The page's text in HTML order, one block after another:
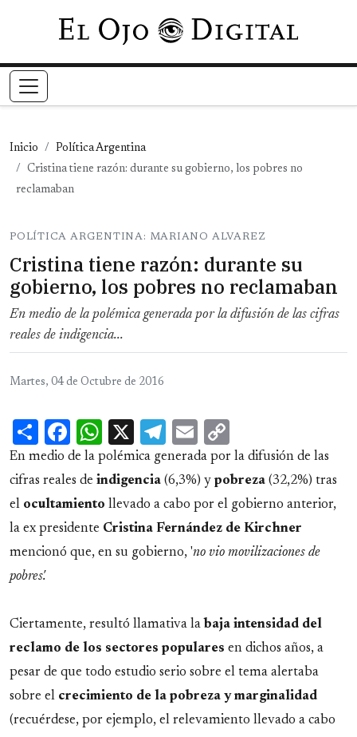
Pasar al contenido principal
Inicio
Política Argentina
Cristina tiene razón: durante su gobierno, los pobres no
reclamaban
POLÍTICA ARGENTINA: MARIANO ALVAREZ
Cristina tiene razón: durante su
gobierno, los pobres no reclamaban
En medio de la polémica generada por la difusión de las cifras
reales de indigencia...
Martes, 04 de Octubre de 2016
ShareFacebook
WhatsApp
X Telegram
Email
Link
En medio de la polémica generada por la difusión de las
cifras reales de indigencia (6,3%) y pobreza (32,2%) tras
el ocultamiento llevado a cabo por el gobierno anterior,
la ex presidente Cristina Fernández de Kirchner
mencionó que, en su gobierno, 'no vio movilizaciones de
pobres'.
Ciertamente, resultó llamativa la baja intensidad del
reclamo de los sectores populares en dichos años, a
pesar de que todo estudio serio sobre el tema alertaba
sobre el crecimiento de la pobreza y marginalidad
(recuérdese, por ejemplo, el relevamiento llevado a cabo